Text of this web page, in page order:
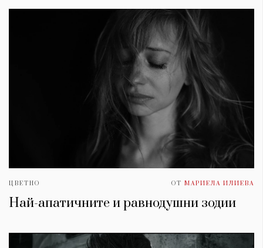
ЦВЕТНО ОТ МАРИЕЛА ИЛИЕВА
Най-апатичните и равнодушни зодии